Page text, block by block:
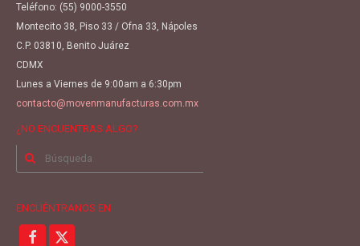
Teléfono: (55) 9000-3550
Montecito 38, Piso 33 / Ofna 33, Nápoles
C.P. 03810, Benito Juárez
CDMX
Lunes a Viernes de 9:00am a 6:30pm
contacto@movenmanufacturas.com.mx
¿NO ENCUENTRAS ALGO?
Buscar
ENCUÉNTRANOS EN